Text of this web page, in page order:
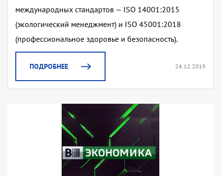
международных стандартов — ISO 14001:2015
(экологический менеджмент) и ISO 45001:2018
(профессиональное здоровье и безопасность).
ПОДРОБНЕЕ 24.12.2019